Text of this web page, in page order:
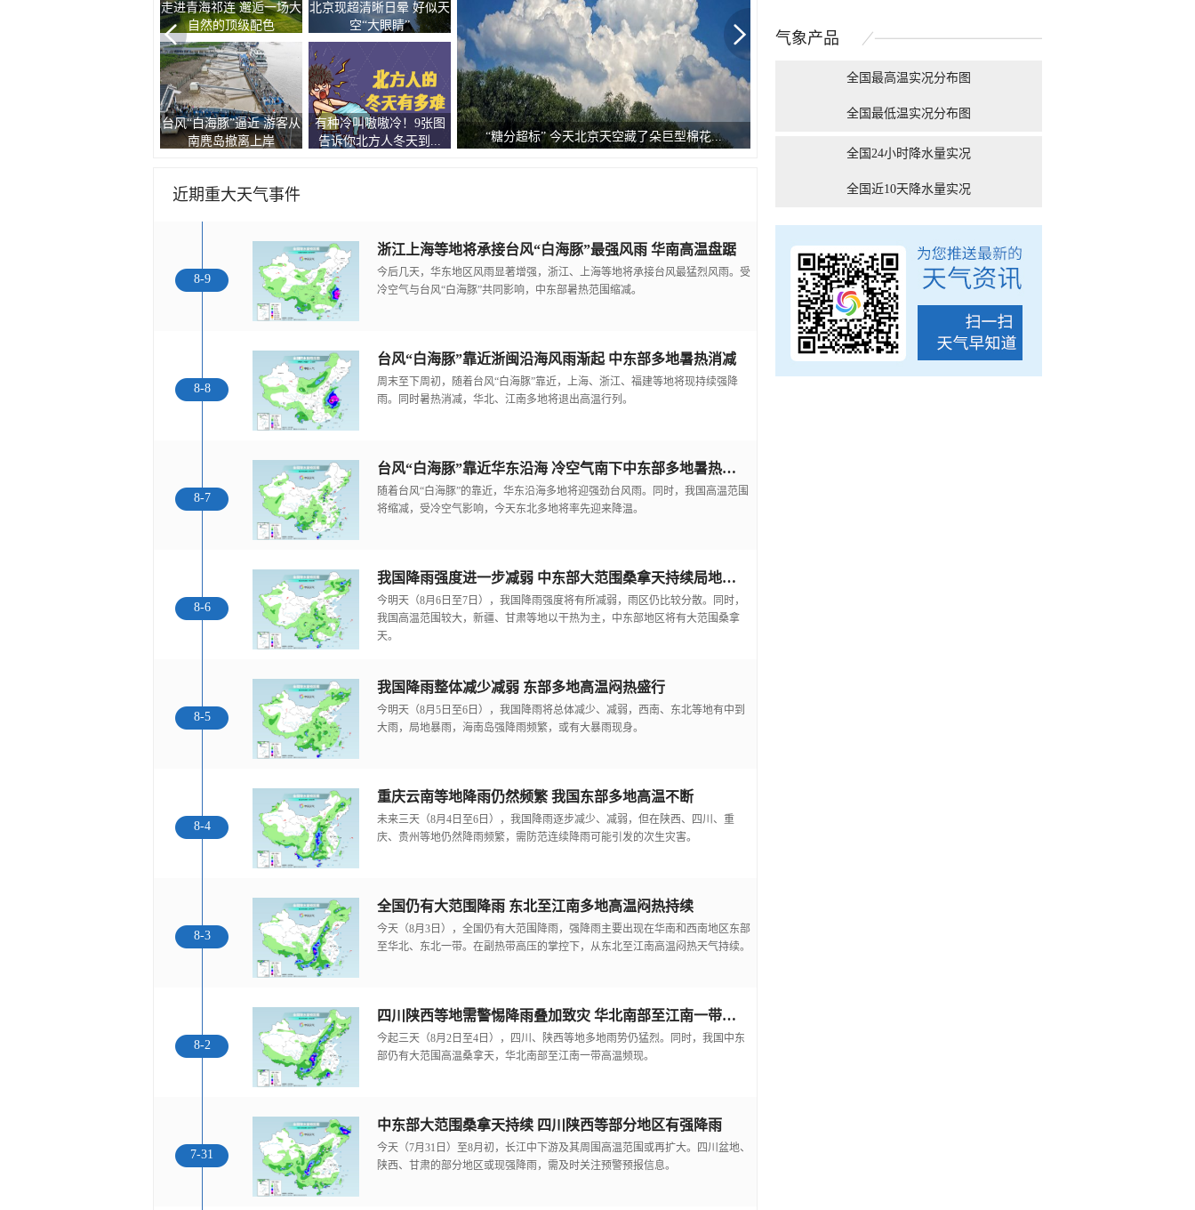
走进青海祁连 邂逅一场大
自然的顶级配色
北京现超清晰日晕 好似天
空“大眼睛”
台风“白海豚”逼近 游客从
南麂岛撤离上岸
有种冷叫嗷嗷冷！9张图
告诉你北方人冬天到...
“糖分超标” 今天北京天空藏了朵巨型棉花...
为防范台风“白海豚” 浙江
被湿冷支配的恐惧！9张
近期重大天气事件
8-9
浙江上海等地将承接台风“白海豚”最强风雨 华南高温盘踞
今后几天，华东地区风雨显著增强，浙江、上海等地将承接台风最猛烈风雨。受
冷空气与台风“白海豚”共同影响，中东部暑热范围缩减。
8-8
台风“白海豚”靠近浙闽沿海风雨渐起 中东部多地暑热消减
周末至下周初，随着台风“白海豚”靠近，上海、浙江、福建等地将现持续强降
雨。同时暑热消减，华北、江南多地将退出高温行列。
8-7
台风“白海豚”靠近华东沿海 冷空气南下中东部多地暑热缓解
随着台风“白海豚”的靠近，华东沿海多地将迎强劲台风雨。同时，我国高温范围
将缩减，受冷空气影响，今天东北多地将率先迎来降温。
8-6
我国降雨强度进一步减弱 中东部大范围桑拿天持续局地可超38℃
今明天（8月6日至7日），我国降雨强度将有所减弱，雨区仍比较分散。同时，
我国高温范围较大，新疆、甘肃等地以干热为主，中东部地区将有大范围桑拿
天。
8-5
我国降雨整体减少减弱 东部多地高温闷热盛行
今明天（8月5日至6日），我国降雨将总体减少、减弱，西南、东北等地有中到
大雨，局地暴雨，海南岛强降雨频繁，或有大暴雨现身。
8-4
重庆云南等地降雨仍然频繁 我国东部多地高温不断
未来三天（8月4日至6日），我国降雨逐步减少、减弱，但在陕西、四川、重
庆、贵州等地仍然降雨频繁，需防范连续降雨可能引发的次生灾害。
8-3
全国仍有大范围降雨 东北至江南多地高温闷热持续
今天（8月3日），全国仍有大范围降雨，强降雨主要出现在华南和西南地区东部
至华北、东北一带。在副热带高压的掌控下，从东北至江南高温闷热天气持续。
8-2
四川陕西等地需警惕降雨叠加致灾 华北南部至江南一带高温频现
今起三天（8月2日至4日），四川、陕西等地多地雨势仍猛烈。同时，我国中东
部仍有大范围高温桑拿天，华北南部至江南一带高温频现。
7-31
中东部大范围桑拿天持续 四川陕西等部分地区有强降雨
今天（7月31日）至8月初，长江中下游及其周围高温范围或再扩大。四川盆地、
陕西、甘肃的部分地区或现强降雨，需及时关注预警预报信息。
气象产品
全国最高温实况分布图
全国最低温实况分布图
全国24小时降水量实况
全国近10天降水量实况